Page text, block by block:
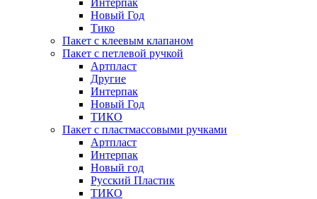
Новый Год
Тико
Пакет с клеевым клапаном
Пакет с петлевой ручкой
Артпласт
Другие
Интерпак
Новый Год
ТИКО
Пакет с пластмассовыми ручками
Артпласт
Интерпак
Новый год
Русский Пластик
ТИКО